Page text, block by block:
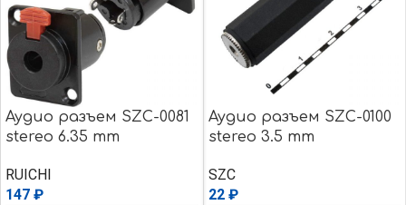
Аудио разъем SZC-0081
stereo 6.35 mm
RUICHI
147 ₽
Аудио разъем SZC-0100
stereo 3.5 mm
SZC
22 ₽